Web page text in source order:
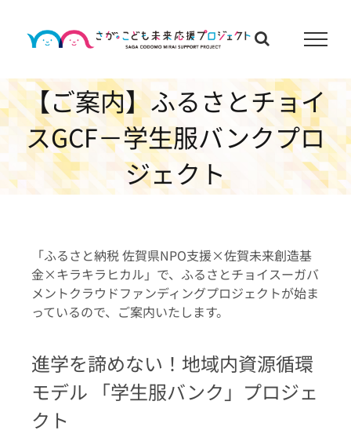
content
【ご案内】ふるさとチョイ
スGCF－学生服バンクプロ
ジェクト
「ふるさと納税 佐賀県NPO支援×佐賀未来創造基
金×キラキラヒカル」で、ふるさとチョイスーガバ
メントクラウドファンディングプロジェクトが始ま
っているので、ご案内いたします。
進学を諦めない！地域内資源循環
モデル 「学生服バンク」プロジェ
クト